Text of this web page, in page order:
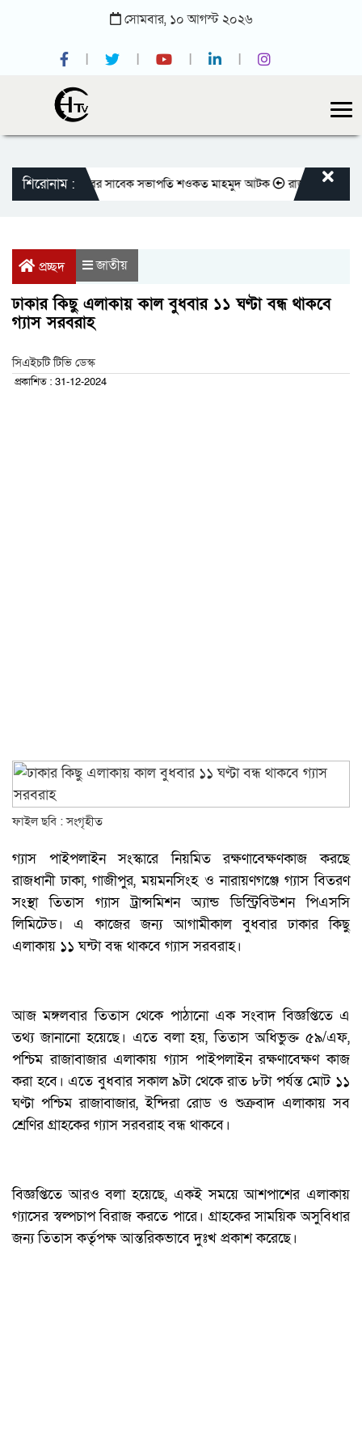
সোমবার, ১০ আগস্ট ২০২৬
শিরোনাম :
জাতীয় প্রেসক্লাবের সাবেক সভাপতি শওকত মাহমুদ আটক রাজবাড়ীতে বীর
প্রচ্ছদ জাতীয়
ঢাকার কিছু এলাকায় কাল বুধবার ১১ ঘণ্টা বন্ধ থাকবে
গ‍্যাস সরবরাহ
সিএইচটি টিভি ডেস্ক
প্রকাশিত : 31-12-2024
ফাইল ছবি : সংগৃহীত
গ‍্যাস পাইপলাইন সংস্কারে নিয়মিত রক্ষণাবেক্ষণকাজ করছে
রাজধানী ঢাকা, গাজীপুর, ময়মনসিংহ ও নারায়ণগঞ্জে গ‍্যাস বিতরণ
সংস্থা তিতাস গ্যাস ট্রান্সমিশন অ্যান্ড ডিস্ট্রিবিউশন পিএসসি
লিমিটেড। এ কাজের জন্য আগামীকাল বুধবার ঢাকার কিছু
এলাকায় ১১ ঘন্টা বন্ধ থাকবে গ‍্যাস সরবরাহ।
আজ মঙ্গলবার তিতাস থেকে পাঠানো এক সংবাদ বিজ্ঞপ্তিতে এ
তথ্য জানানো হয়েছে। এতে বলা হয়, তিতাস অধিভুক্ত ৫৯/এফ,
পশ্চিম রাজাবাজার এলাকায় গ্যাস পাইপলাইন রক্ষণাবেক্ষণ কাজ
করা হবে। এতে বুধবার সকাল ৯টা থেকে রাত ৮টা পর্যন্ত মোট ১১
ঘণ্টা পশ্চিম রাজাবাজার, ইন্দিরা রোড ও শুক্রবাদ এলাকায় সব
শ্রেণির গ্রাহকের গ্যাস সরবরাহ বন্ধ থাকবে।
বিজ্ঞপ্তিতে আরও বলা হয়েছে, একই সময়ে আশপাশের এলাকায়
গ্যাসের স্বল্পচাপ বিরাজ করতে পারে। গ্রাহকের সাময়িক অসুবিধার
জন্য তিতাস কর্তৃপক্ষ আন্তরিকভাবে দুঃখ প্রকাশ করেছে।